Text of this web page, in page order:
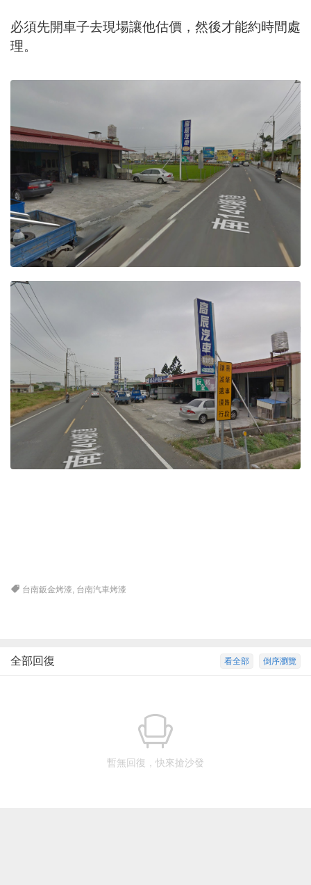
必須先開車子去現場讓他估價，然後才能約時間處
理。
台南鈑金烤漆, 台南汽車烤漆
倒序瀏覽
看全部
全部回復
暫無回復，快來搶沙發